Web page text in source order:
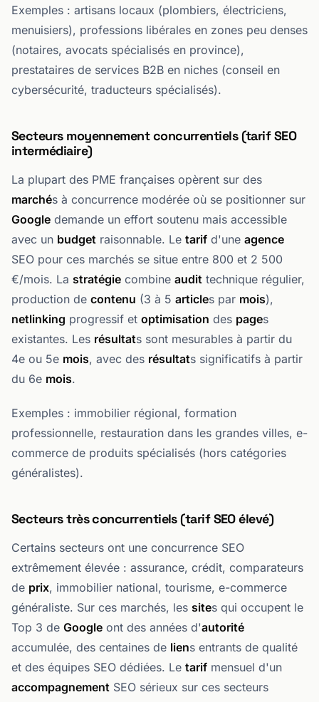
Exemples : artisans locaux (plombiers, électriciens,
menuisiers), professions libérales en zones peu denses
(notaires, avocats spécialisés en province),
prestataires de services B2B en niches (conseil en
cybersécurité, traducteurs spécialisés).
Secteurs moyennement concurrentiels (tarif SEO
intermédiaire)
La plupart des PME françaises opèrent sur des
marchés à concurrence modérée où se positionner sur
Google demande un effort soutenu mais accessible
avec un budget raisonnable. Le tarif d'une agence
SEO pour ces marchés se situe entre 800 et 2 500
€/mois. La stratégie combine audit technique régulier,
production de contenu (3 à 5 articles par mois),
netlinking progressif et optimisation des pages
existantes. Les résultats sont mesurables à partir du
4e ou 5e mois, avec des résultats significatifs à partir
du 6e mois.
Exemples : immobilier régional, formation
professionnelle, restauration dans les grandes villes, e-
commerce de produits spécialisés (hors catégories
généralistes).
Secteurs très concurrentiels (tarif SEO élevé)
Certains secteurs ont une concurrence SEO
extrêmement élevée : assurance, crédit, comparateurs
de prix, immobilier national, tourisme, e-commerce
généraliste. Sur ces marchés, les sites qui occupent le
Top 3 de Google ont des années d'autorité
accumulée, des centaines de liens entrants de qualité
et des équipes SEO dédiées. Le tarif mensuel d'un
accompagnement SEO sérieux sur ces secteurs